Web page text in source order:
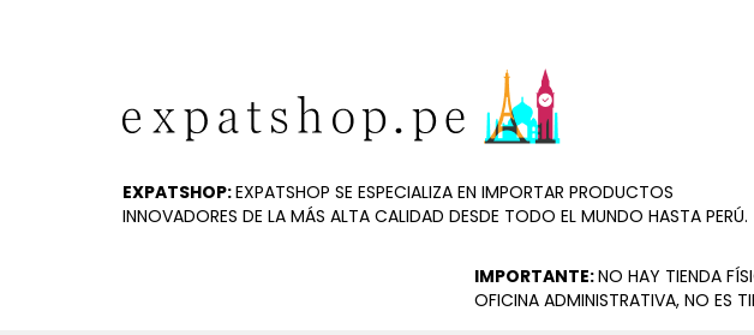
EXPATSHOP:EXPATSHOP SE ESPECIALIZA EN IMPORTAR PRODUCTOS
INNOVADORES DE LA MÁS ALTA CALIDAD DESDE TODO EL MUNDO HASTA PERÚ.
IMPORTANTE:NO HAY TIENDA
OFICINA ADMINISTRATIVA, NO ES